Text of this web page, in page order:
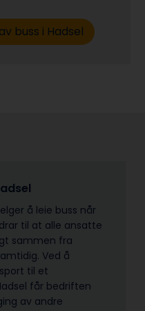
buss i Hadsel
å leie buss når
til at alle ansatte
sammen fra
Ved å
til et
får bedriften
av andre